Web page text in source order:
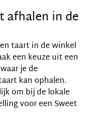
afhalen in de
taart in de winkel
een keuze uit een
je de
kan ophalen.
om bij de lokale
voor een Sweet